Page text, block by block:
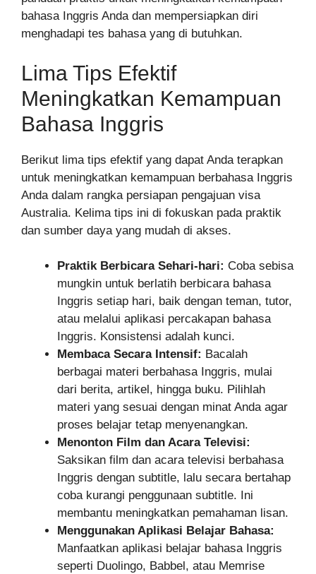
bahasa Inggris Anda dan mempersiapkan diri
menghadapi tes bahasa yang di butuhkan.
Lima Tips Efektif
Meningkatkan Kemampuan
Bahasa Inggris
Berikut lima tips efektif yang dapat Anda terapkan
untuk meningkatkan kemampuan berbahasa Inggris
Anda dalam rangka persiapan pengajuan visa
Australia. Kelima tips ini di fokuskan pada praktik
dan sumber daya yang mudah di akses.
Praktik Berbicara Sehari-hari: Coba sebisa
mungkin untuk berlatih berbicara bahasa
Inggris setiap hari, baik dengan teman, tutor,
atau melalui aplikasi percakapan bahasa
Inggris. Konsistensi adalah kunci.
Membaca Secara Intensif: Bacalah
berbagai materi berbahasa Inggris, mulai
dari berita, artikel, hingga buku. Pilihlah
materi yang sesuai dengan minat Anda agar
proses belajar tetap menyenangkan.
Menonton Film dan Acara Televisi:
Saksikan film dan acara televisi berbahasa
Inggris dengan subtitle, lalu secara bertahap
coba kurangi penggunaan subtitle. Ini
membantu meningkatkan pemahaman lisan.
Menggunakan Aplikasi Belajar Bahasa:
Manfaatkan aplikasi belajar bahasa Inggris
seperti Duolingo, Babbel, atau Memrise